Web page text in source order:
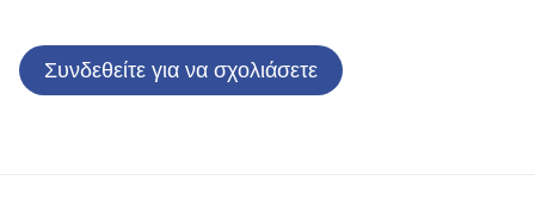
Συνδεθείτε για να σχολιάσετε